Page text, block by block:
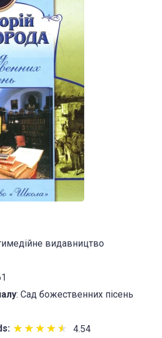
видавництво
: Сад божественних пісень
★
★★
★★
★★
★★
★ 4.54